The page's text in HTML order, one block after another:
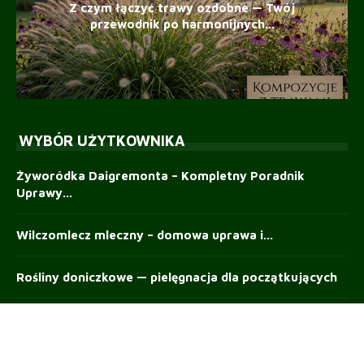
Z czym łączyć trawy ozdobne — Twój
przewodnik po harmonijnych...
WYBÓR UŻYTKOWNIKA
Żyworódka Daigremonta – Kompletny Poradnik
Uprawy...
Wilczomlecz mleczny – domowa uprawa i...
Rośliny doniczkowe — pielęgnacja dla początkujących